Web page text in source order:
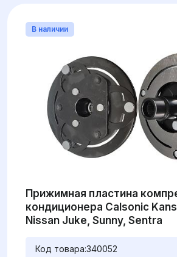
В наличии
Прижимная пластина
кондиционера Calsonic
Nissan Juke, Sunny, Sentra
Код товара:340052